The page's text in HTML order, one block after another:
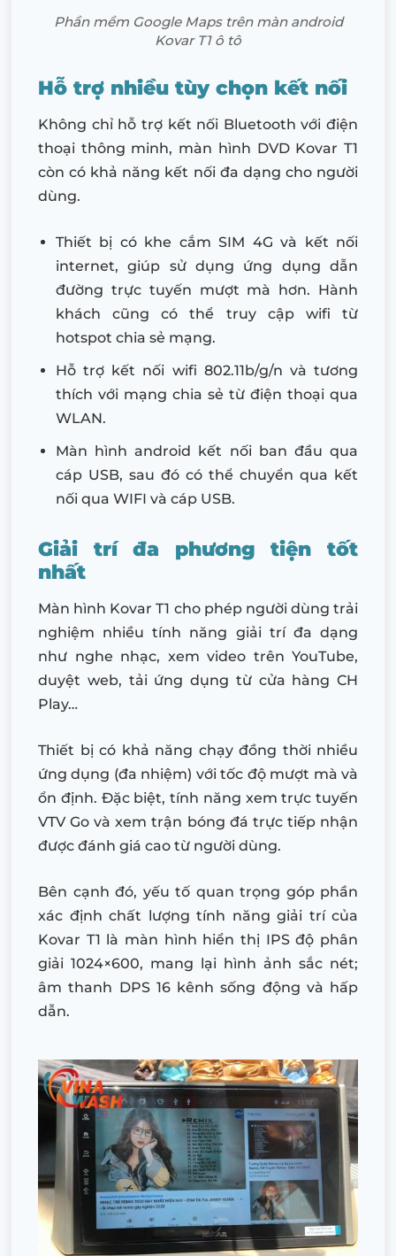
Phần mềm Google Maps trên màn android
Kovar T1 ô tô
Hỗ trợ nhiều tùy chọn kết nối
Không chỉ hỗ trợ kết nối Bluetooth với điện
thoại thông minh, màn hình DVD Kovar T1
còn có khả năng kết nối đa dạng cho người
dùng.
Thiết bị có khe cắm SIM 4G và kết nối
internet, giúp sử dụng ứng dụng dẫn
đường trực tuyến mượt mà hơn. Hành
khách cũng có thể truy cập wifi từ
hotspot chia sẻ mạng.
Hỗ trợ kết nối wifi 802.11b/g/n và tương
thích với mạng chia sẻ từ điện thoại qua
WLAN.
Màn hình android kết nối ban đầu qua
cáp USB, sau đó có thể chuyển qua kết
nối qua WIFI và cáp USB.
Giải trí đa phương tiện tốt
nhất
Màn hình Kovar T1 cho phép người dùng trải
nghiệm nhiều tính năng giải trí đa dạng
như nghe nhạc, xem video trên YouTube,
duyệt web, tải ứng dụng từ cửa hàng CH
Play…
Thiết bị có khả năng chạy đồng thời nhiều
ứng dụng (đa nhiệm) với tốc độ mượt mà và
ổn định. Đặc biệt, tính năng xem trực tuyến
VTV Go và xem trận bóng đá trực tiếp nhận
được đánh giá cao từ người dùng.
Bên cạnh đó, yếu tố quan trọng góp phần
xác định chất lượng tính năng giải trí của
Kovar T1 là màn hình hiển thị IPS độ phân
giải 1024×600, mang lại hình ảnh sắc nét;
âm thanh DPS 16 kênh sống động và hấp
dẫn.